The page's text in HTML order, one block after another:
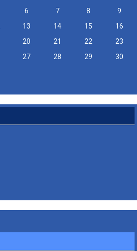
6 7 8
9
13 14 15
16
20 21 22
23
27 28 29
30